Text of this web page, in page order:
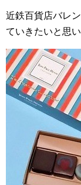
近鉄百貨店バレ
ていきたいと思い